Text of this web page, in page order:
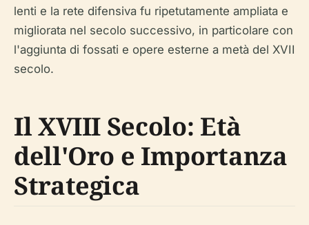
lenti e la rete difensiva fu ripetutamente ampliata e
migliorata nel secolo successivo, in particolare con
l'aggiunta di fossati e opere esterne a metà del XVII
secolo.
Il XVIII Secolo: Età
dell'Oro e Importanza
Strategica